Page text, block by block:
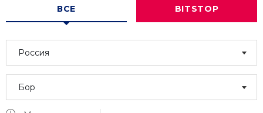
ВСЕ BITSTOP
Россия
Бор